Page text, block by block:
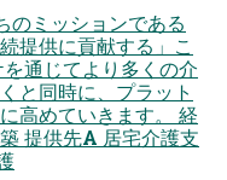
ミッションである
提供に貢献する」こ
通じてより多くの介
と同時に、プラット
高めていきます。 経
提供先A 居宅介護支